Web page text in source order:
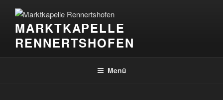
Inhalt
springenMARKTKAPELLE
RENNERTSHOFEN
Menü